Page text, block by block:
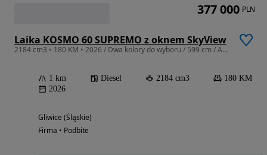
Laika KOSMO 60 SUPREMO z oknem SkyView
2184 cm3 • 180 KM • 2026 / Dwa kolory do wyboru / 599 cm / Automat ACC Full LED Truma 6 DE
1 km Diesel 2184 cm3
180 KM
2026
Gliwice (Śląskie)
Firma • Podbite
377 000 PLN